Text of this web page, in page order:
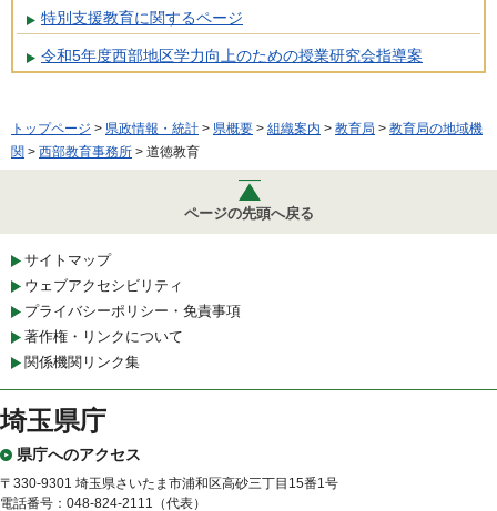
特別支援教育に関するページ
令和5年度西部地区学力向上のための授業研究会指導案
トップページ > 県政情報・統計 > 県概要 > 組織案内 > 教育局 > 教育局の地域機
関 > 西部教育事務所 > 道徳教育
ページの先頭へ戻る
サイトマップ
ウェブアクセシビリティ
プライバシーポリシー・免責事項
著作権・リンクについて
関係機関リンク集
埼玉県庁
県庁へのアクセス
〒330-9301 埼玉県さいたま市浦和区高砂三丁目15番1号
電話番号：048-824-2111（代表）